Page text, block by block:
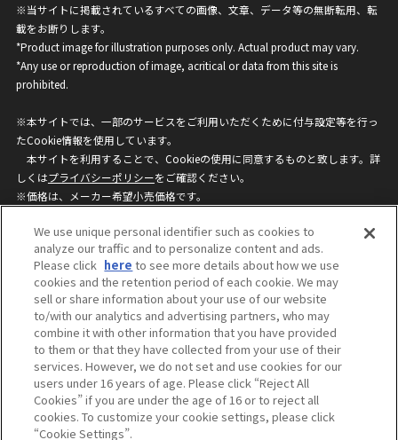
※当サイトに掲載されているすべての画像、文章、データ等の無断転用、転
載をお断りします。
*Product image for illustration purposes only. Actual product may vary.
*Any use or reproduction of image, acritical or data from this site is
prohibited.
※本サイトでは、一部のサービスをご利用いただくために付与設定等を行っ
たCookie情報を使用しています。
本サイトを利用することで、Cookieの使用に同意するものと致します。詳
しくはプライバシーポリシーをご確認ください。
※価格は、メーカー希望小売価格です。
ざいますのでご了承ください。
privacypolicy
Do Not Sell or Share My
Personal Information
ウェブサイトご利用条件
ソーシャルメディアポリシー
個人情報保護方針
お問い合わせ
©BANDAI
We use unique personal identifier such as cookies to
analyze our traffic and to personalize content and ads.
Please click here to see more details about how we use
cookies and the retention period of each cookie. We may
sell or share information about your use of our website
to/with our analytics and advertising partners, who may
combine it with other information that you have provided
to them or that they have collected from your use of their
services. However, we do not set and use cookies for our
users under 16 years of age. Please click “Reject All
Cookies” if you are under the age of 16 or to reject all
cookies. To customize your cookie settings, please click
“Cookie Settings”.